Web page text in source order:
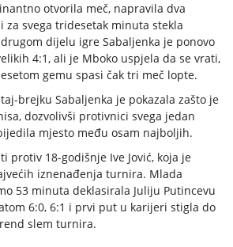
otvorila meč, napravila dva
za svega tridesetak minuta stekla
dijelu igre Sabaljenka je ponovo
4:1, ali je Mboko uspjela da se vrati,
gemu spasi čak tri meč lopte.
brejku Sabaljenka je pokazala zašto je
dozvolivši protivnici svega jedan
mjesto među osam najboljih.
protiv 18-godišnje Ive Jović, koja je
iznenađenja turnira. Mlada
53 minuta deklasirala Juliju Putincevu
6:0, 6:1 i prvi put u karijeri stigla do
slem turnira.